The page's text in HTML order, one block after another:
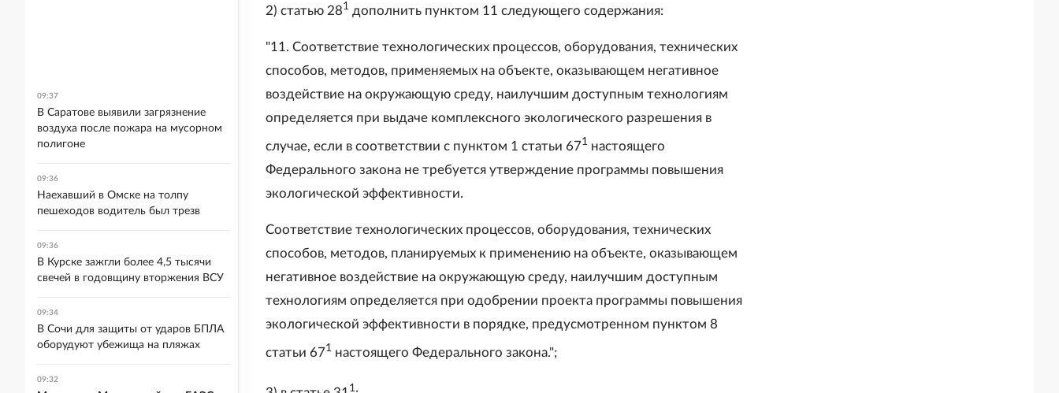
2) статью 281 дополнить пунктом 11 следующего содержания:
"11. Соответствие технологических процессов, оборудования, технических
способов, методов, применяемых на объекте, оказывающем негативное
воздействие на окружающую среду, наилучшим доступным технологиям
определяется при выдаче комплексного экологического разрешения в
случае, если в соответствии с пунктом 1 статьи 671 настоящего
Федерального закона не требуется утверждение программы повышения
экологической эффективности.
Соответствие технологических процессов, оборудования, технических
способов, методов, планируемых к применению на объекте, оказывающем
негативное воздействие на окружающую среду, наилучшим доступным
технологиям определяется при одобрении проекта программы повышения
экологической эффективности в порядке, предусмотренном пунктом 8
статьи 671 настоящего Федерального закона.";
1
09:37
В Саратове выявили загрязнение
воздуха после пожара на мусорном
полигоне
09:36
Наехавший в Омске на толпу
пешеходов водитель был трезв
09:36
В Курске зажгли более 4,5 тысячи
свечей в годовщину вторжения ВСУ
09:34
В Сочи для защиты от ударов БПЛА
оборудуют убежища на пляжах
09:32